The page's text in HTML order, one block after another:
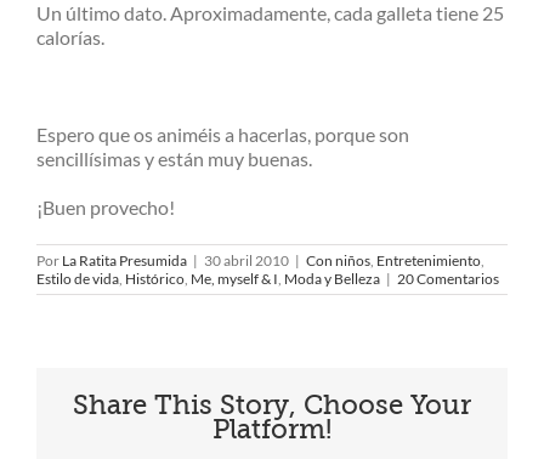
Un último dato. Aproximadamente, cada galleta tiene 25
calorías.
Espero que os animéis a hacerlas, porque son
sencillísimas y están muy buenas.
¡Buen provecho!
Por La Ratita Presumida | 30 abril 2010 | Con niños, Entretenimiento,
Estilo de vida, Histórico, Me, myself & I, Moda y Belleza | 20 Comentarios
Share This Story, Choose Your
Platform!